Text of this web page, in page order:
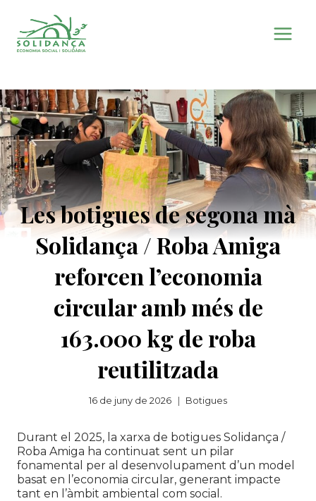
contingut
Les botigues de segona mà
Solidança / Roba Amiga
reforcen l’economia
circular amb més de
163.000 kg de roba
reutilitzada
16 de juny de 2026 Botigues
Durant el 2025, la xarxa de botigues Solidança /
Roba Amiga ha continuat sent un pilar
fonamental per al desenvolupament d’un model
basat en l’economia circular, generant impacte
tant en l’àmbit ambiental com social.